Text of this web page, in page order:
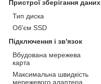
Пристрої зберігання даних
Тип диска
Об'єм SSD
Підключення і зв'язок
Вбудована мережева
карта
Максимальна швидкість
мережевого адаптера